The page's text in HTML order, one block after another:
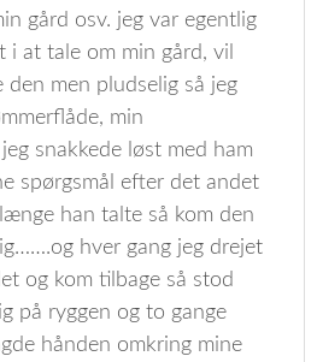
gård osv. jeg var egentlig
i at tale om min gård, vil
den men pludselig så jeg
min
snakkede løst med ham
spørgsmål efter det andet
han talte så kom den
hver gang jeg drejet
og kom tilbage så stod
på ryggen og to gange
hånden omkring mine